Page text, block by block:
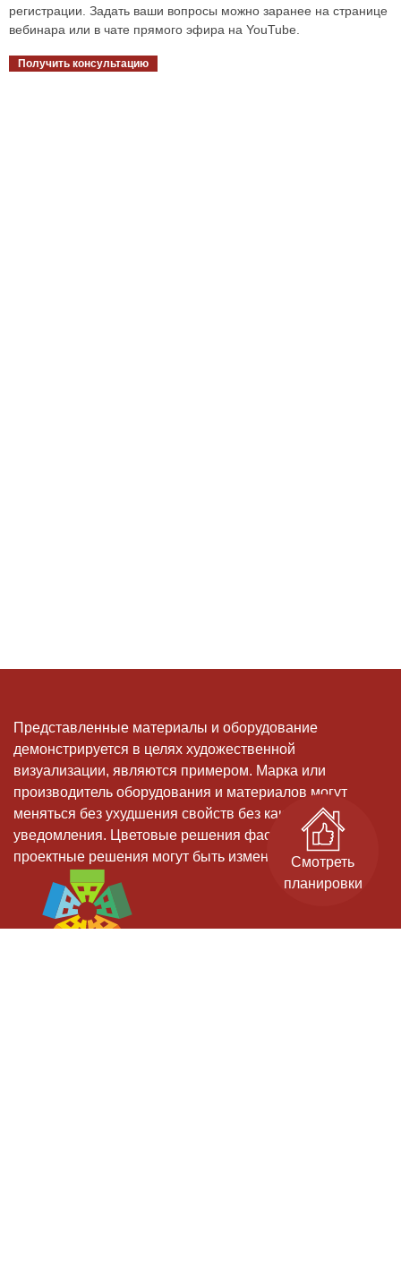
регистрации. Задать ваши вопросы можно заранее на странице
вебинара или в чате прямого эфира на YouTube.
Получить консультацию
Представленные материалы и оборудование
демонстрируется в целях художественной
визуализации, являются примером. Марка или
производитель оборудования и материалов могут
меняться без ухудшения свойств без какого-либо
уведомления. Цветовые решения фасадов, и иные
проектные решения могут быть измененыСмотреть
планировки